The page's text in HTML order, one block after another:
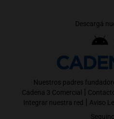
Descargá
Nuestros padres
Cadena 3 Comercial |
Integrar nuestra red | Aviso